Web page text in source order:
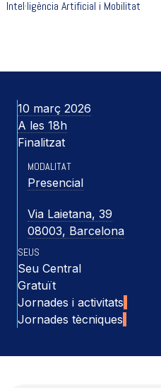
Intel·ligència Artificial i Mobilitat
10 març 2026
A les 18h
Finalitzat
MODALITAT
Presencial
Via Laietana, 39
08003, Barcelona
SEUS
Seu Central
Gratuït
Jornades i activitats
Jornades tècniques